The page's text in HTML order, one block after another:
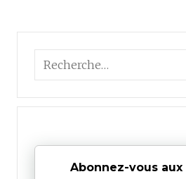
Abonnez-vous aux